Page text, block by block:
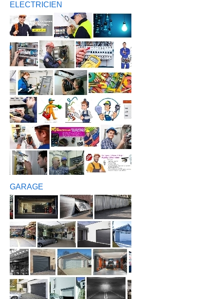
ELECTRICIEN
GARAGE